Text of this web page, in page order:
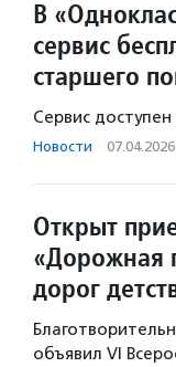
В
сервис
старшего
Сервис
Новости · 07.04.2026
Открыт
«Дорожная
дорог
объявил VI